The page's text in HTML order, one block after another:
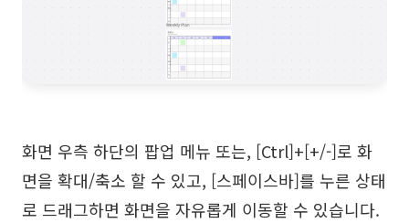
화면 우측 하단의 팝업 메뉴 또는, [Ctrl]+[+/-]로 화
면을 확대/축소 할 수 있고, [스페이스바]를 누른 상태
로 드래그하면 화면을 자유롭게 이동할 수 있습니다.